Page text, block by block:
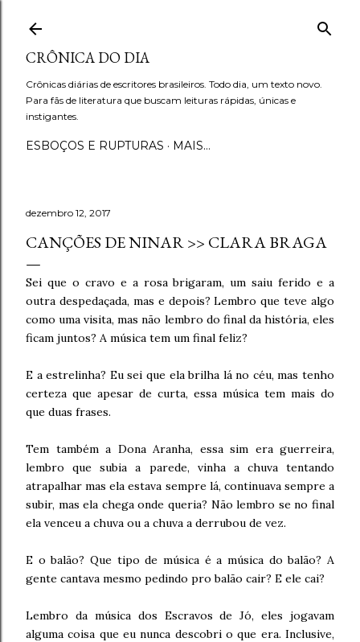
CRÔNICA DO DIA
Crônicas diárias de escritores brasileiros. Todo dia, um texto novo.
Para fãs de literatura que buscam leituras rápidas, únicas e
instigantes.
ESBOÇOS E RUPTURAS MAIS…
dezembro 12, 2017
CANÇÕES DE NINAR >> CLARA BRAGA
Sei que o cravo e a rosa brigaram, um saiu ferido e a
outra despedaçada, mas e depois? Lembro que teve algo
como uma visita, mas não lembro do final da história, eles
ficam juntos? A música tem um final feliz?
E a estrelinha? Eu sei que ela brilha lá no céu, mas tenho
certeza que apesar de curta, essa música tem mais do
que duas frases.
Tem também a Dona Aranha, essa sim era guerreira,
lembro que subia a parede, vinha a chuva tentando
atrapalhar mas ela estava sempre lá, continuava sempre a
subir, mas ela chega onde queria? Não lembro se no final
ela venceu a chuva ou a chuva a derrubou de vez.
E o balão? Que tipo de música é a música do balão? A
gente cantava mesmo pedindo pro balão cair? E ele cai?
Lembro da música dos Escravos de Jó, eles jogavam
alguma coisa que eu nunca descobri o que era. Inclusive,